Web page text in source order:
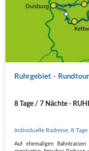
Ruhrgebiet -
8 Tage / 7 Nächte -
Individuelle Radreise ,8 Tage
Auf ehemaligen